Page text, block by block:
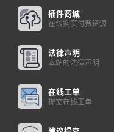
插件商城
在线购买付费资源
法律声明
本站的法律声明
在线工单
提交在线工单